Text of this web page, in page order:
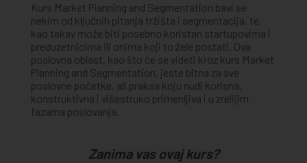
Kurs Market Planning and Segmentation bavi se
nekim od ključnih pitanja tržišta i segmentacija, te
kao takav može biti posebno koristan startupovima i
preduzetnicima ili onima koji to žele postati. Ova
poslovna oblast, kao što će se videti kroz kurs Market
Planning and Segmentation, jeste bitna za sve
poslovne početke, ali praksa koju nudi korisna,
konstruktivna i višestruko primenljiva i u zrelijim
fazama poslovanja.
Zanima vas ovaj kurs?